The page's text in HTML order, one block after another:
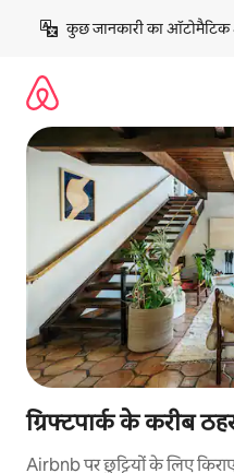
छोड़कर
कॉन्टेंट
कुछ जानकारी का ऑटोमैटिक
ग्रिफ्टपार्क के करीब
Airbnb पर छुट्टियों के लिए